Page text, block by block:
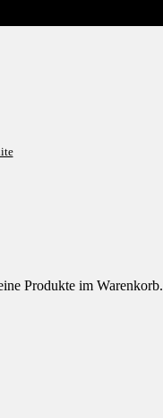
Produkte im Warenkorb.